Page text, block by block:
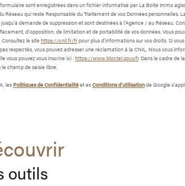
sont enregistrées dans un fichier informatisé par La Boite Immo
Réseau qui reste Responsable du Traitement de vos Données
demande de suppression et sont destinées à l'Agence / au Réseau.
d’opposition, de limitation et de portabilité de vos données. Vous
Consultez le sitehttps://cnil.fr/frpour plus d’informations sur vos droits. Si
respectés, vous pouvez adresser une réclamation à la CNIL. Nous vous
vous pouvez vous inscrire ici :https://www.bloctel.gouv.fr. Dans le cadre de
champ de saisie libre.
lesPolitiques de Confidentialitéet esConditions d'utilisationde Google
outils